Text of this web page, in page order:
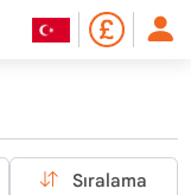
Sıralama